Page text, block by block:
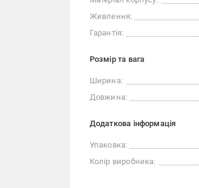
Живлення:
Гарантія:
Розмір та вага
Ширина:
Довжина:
Додаткова інформація
Упаковка:
Колір виробника: